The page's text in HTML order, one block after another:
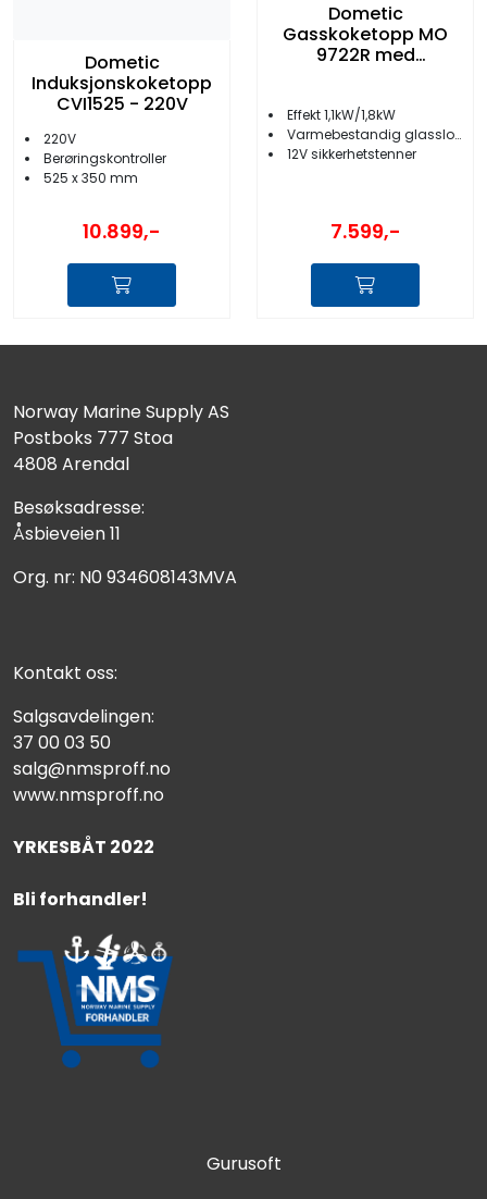
Dometic
Induksjonskoketopp
CVI1525 - 220V
220V
Berøringskontroller
525 x 350 mm
10.899,-
Dometic
Gasskoketopp MO
9722R med
Effekt 1,1kW/1,8kW
Varmebestandig glasslokk
12V sikkerhetstenner
7.599,-
Norway Marine Supply AS
Postboks 777 Stoa
4808 Arendal
Besøksadresse:
Åsbieveien 11
Org. nr: N0 934608143MVA
Kontakt oss:
Salgsavdelingen:
37 00 03 50
salg@nmsproff.no
www.nmsproff.no
YRKESBÅT 2022
Bli forhandler!
Gurusoft